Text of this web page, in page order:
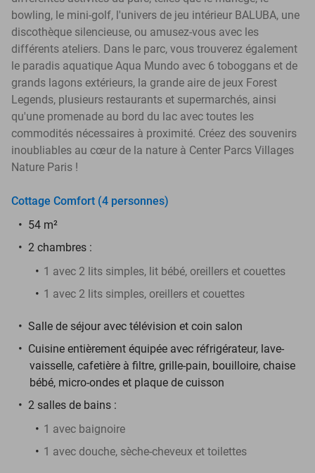
bowling, le mini-golf, l'univers de jeu intérieur BALUBA, une
discothèque silencieuse, ou amusez-vous avec les
différents ateliers. Dans le parc, vous trouverez également
le paradis aquatique Aqua Mundo avec 6 toboggans et de
grands lagons extérieurs, la grande aire de jeux Forest
Legends, plusieurs restaurants et supermarchés, ainsi
qu'une promenade au bord du lac avec toutes les
commodités nécessaires à proximité. Créez des souvenirs
inoubliables au cœur de la nature à Center Parcs Villages
Nature Paris !
Cottage Comfort (4 personnes)
54 m²
2 chambres :
1 avec 2 lits simples, lit bébé, oreillers et couettes
1 avec 2 lits simples, oreillers et couettes
Salle de séjour avec télévision et coin salon
Cuisine entièrement équipée avec réfrigérateur, lave-
vaisselle, cafetière à filtre, grille-pain, bouilloire, chaise
bébé, micro-ondes et plaque de cuisson
2 salles de bains :
1 avec baignoire
1 avec douche, sèche-cheveux et toilettes